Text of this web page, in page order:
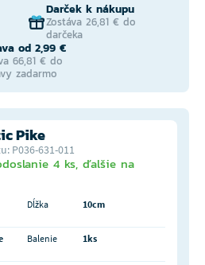
Darček k nákupu
Zostáva 26,81 € do
darčeka
od 2,99 €
66,81 € do
zadarmo
Pike
P036-631-011
4 ks, ďalšie na
Dĺžka 10cm
Balenie 1ks